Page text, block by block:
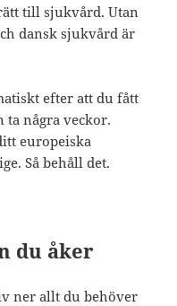
till sjukvård. Utan
dansk sjukvård är
efter att du fått
ta några veckor.
europeiska
Så behåll det.
du åker
ner allt du behöver